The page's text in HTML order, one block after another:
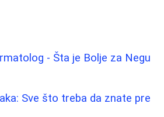
- Šta je Bolje za Negu
Sve što treba da znate pre